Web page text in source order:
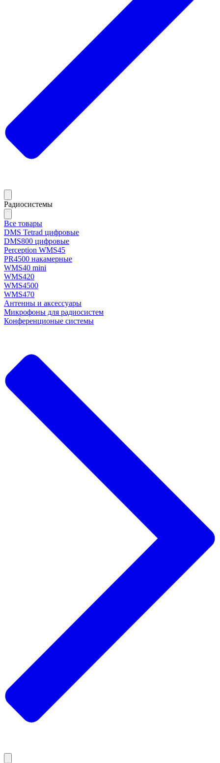
Радиосистемы
Все товары
DMS Tetrad цифровые
DMS800 цифровые
Perception WMS45
PR4500 накамерные
WMS40 mini
WMS420
WMS4500
WMS470
Антенны и аксессуары
Микрофоны для радиосистем
Конференционые системы